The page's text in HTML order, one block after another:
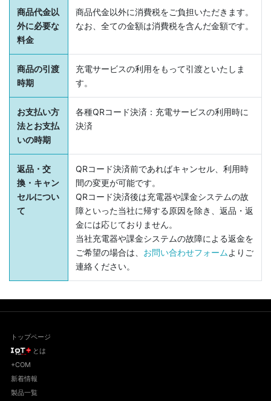
商品代金以
外に必要な
料金
商品代金以外に消費税をご負担いただきます。
なお、全ての金額は消費税を含んだ金額です。
商品の引渡
時期
充電サービスの利用をもって引渡といたしま
す。
お支払い方
法とお支払
いの時期
各種QRコード決済：充電サービスの利用時に
決済
返品・交
換・キャン
セルについ
て
QRコード決済前であればキャンセル、利用時
間の変更が可能です。
QRコード決済後は充電器や課金システムの故
障といった当社に帰する原因を除き、返品・返
金には応じておりません。
当社充電器や課金システムの故障による返金を
ご希望の場合は、 お問い合わせフォームよりご
連絡ください。
トップページ
とは
+COM
新着情報
製品一覧